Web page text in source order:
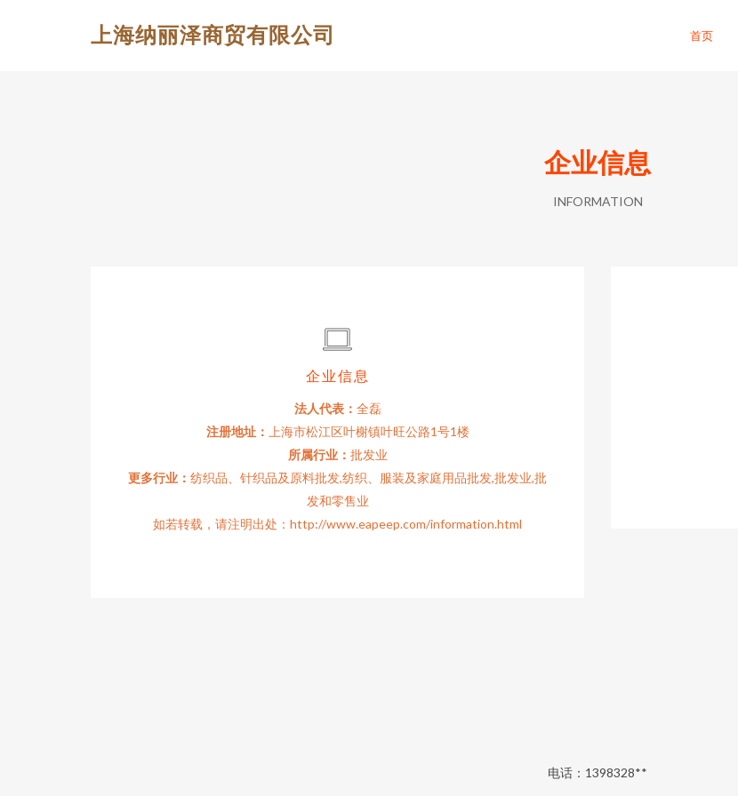
上海纳丽泽商贸有限公司 首页
企业信息
INFORMATION
企业信息
法人代表： 全磊
注册地址：
上海市松江区叶榭镇叶旺公路1号1楼
所属行业： 批发业
更多行业： 纺织品、针织品及原料批发,纺织、服装及家庭用品批发,批发业,批
发和零售业
如若转载，请注明出处：http://www.eapeep.com/information.html
电话：1398328**